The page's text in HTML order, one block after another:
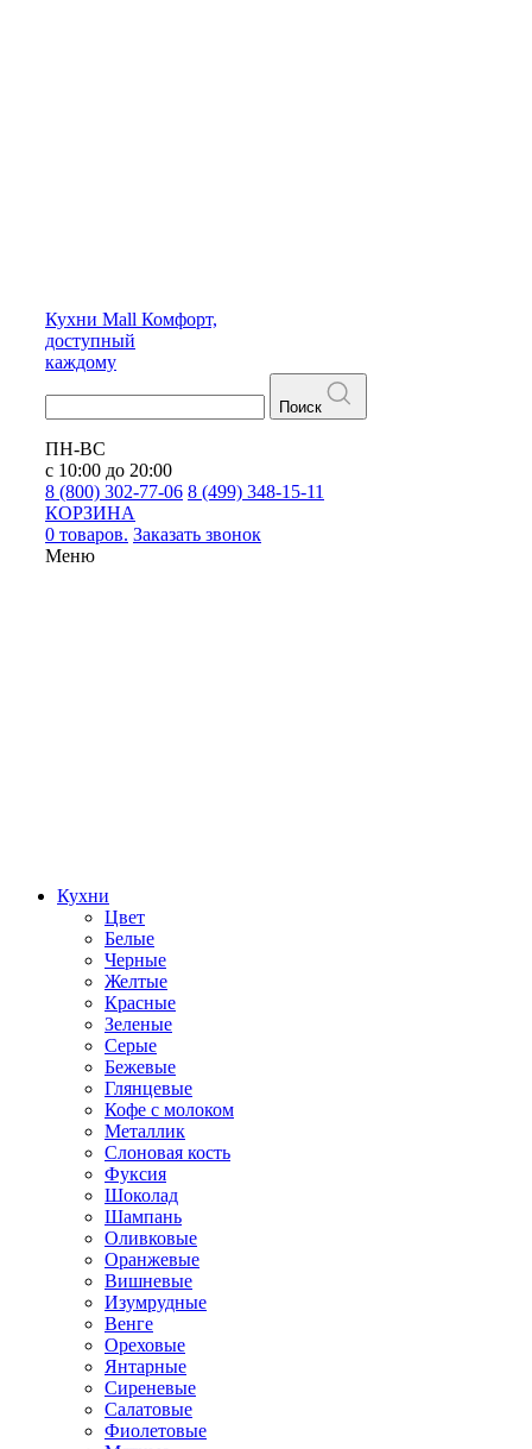
Кухни Mall Комфорт,
доступный
каждому
Поиск
ПН-ВС
с 10:00 до 20:00
8 (800) 302-77-06 8 (499) 348-15-11
КОРЗИНА
0 товаров. Заказать звонок
Меню
Кухни
Цвет
Белые
Черные
Желтые
Красные
Зеленые
Серые
Бежевые
Глянцевые
Кофе с молоком
Металлик
Слоновая кость
Фуксия
Шоколад
Шампань
Оливковые
Оранжевые
Вишневые
Изумрудные
Венге
Ореховые
Янтарные
Сиреневые
Салатовые
Фиолетовые